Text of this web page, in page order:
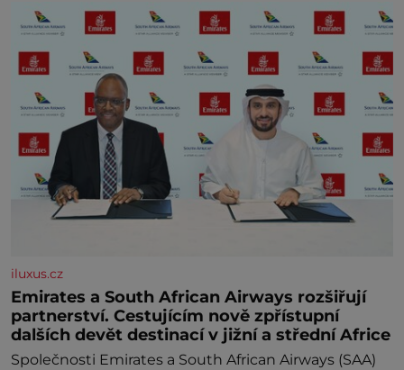
iluxus.cz
Emirates a South African Airways rozšiřují
partnerství. Cestujícím nově zpřístupní
dalších devět destinací v jižní a střední Africe
Společnosti Emirates a South African Airways (SAA)